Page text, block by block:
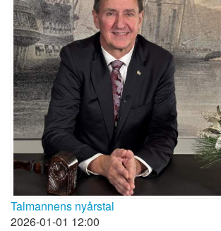
Talmannens nyårstal
2026-01-01 12:00